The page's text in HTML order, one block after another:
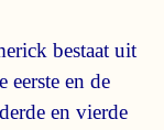
bestaat uit
en de
en vierde